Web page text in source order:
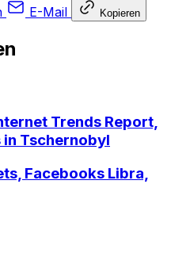
E-Mail Kopieren
Trends Report,
Tschernobyl
Facebooks Libra,